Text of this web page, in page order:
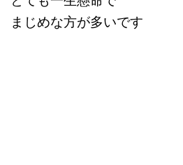
まじめな方が多いです